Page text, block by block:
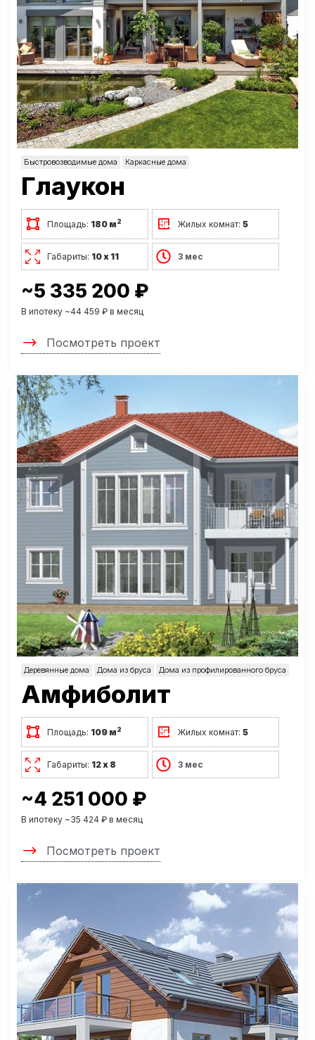
Быстровозводимые дома Каркасные дома
Глаукон
Площадь: 180 м2 Жилых комнат:5
Габариты: 10 х 11 3 мес
~5 335 200 ₽
В ипотеку ~44 459 ₽ в месяц
Посмотреть проект
Деревянные дома Дома из бруса Дома из профилированного бруса
Амфиболит
Площадь: 109 м2 Жилых комнат:5
Габариты: 12 х 8 3 мес
~4 251 000 ₽
В ипотеку ~35 424 ₽ в месяц
Посмотреть проект